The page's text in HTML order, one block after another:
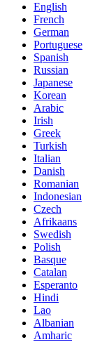
English
French
German
Portuguese
Spanish
Russian
Japanese
Korean
Arabic
Irish
Greek
Turkish
Italian
Danish
Romanian
Indonesian
Czech
Afrikaans
Swedish
Polish
Basque
Catalan
Esperanto
Hindi
Lao
Albanian
Amharic